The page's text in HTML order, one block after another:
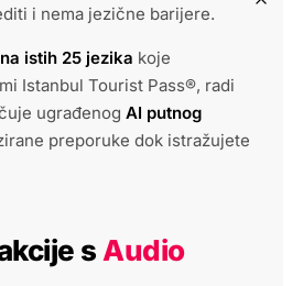
i nema jezične barijere.
istih 25 jezika koje
Istanbul Tourist Pass®, radi
ugrađenog AI putnog
preporuke dok istražujete
s Audio